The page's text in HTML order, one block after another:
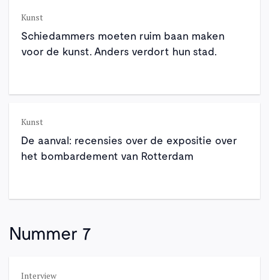
Kunst
Schiedammers moeten ruim baan maken
voor de kunst. Anders verdort hun stad.
Kunst
De aanval: recensies over de expositie over
het bombardement van Rotterdam
Nummer 7
Interview